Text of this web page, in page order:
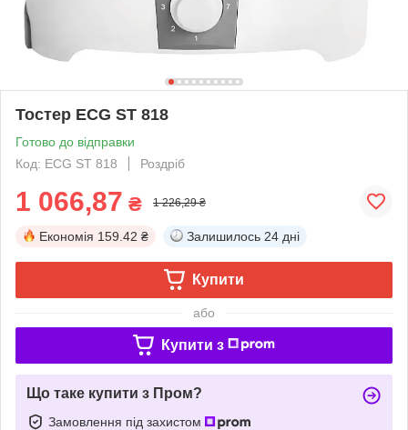
Тостер ECG ST 818
Готово до відправки
Код: ECG ST 818
Роздріб
1 066,87 ₴ 1 226,29 ₴
Економія 159.42 ₴ Залишилось 24 дні
Купити
або
Купити з
Що таке купити з Пром?
Замовлення під захистом